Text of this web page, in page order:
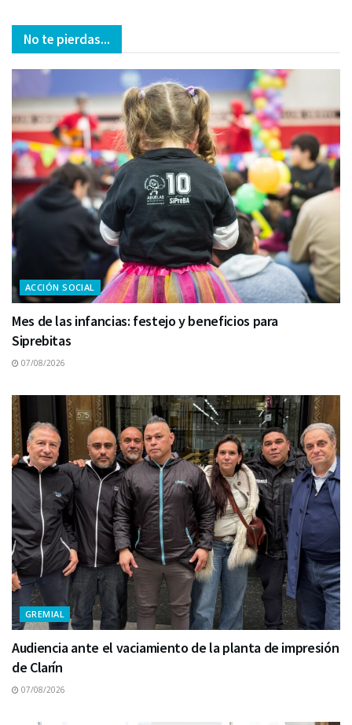
No te pierdas...
ACCIÓN SOCIAL
Mes de las infancias: festejo y beneficios para
Siprebitas
07/08/2026
GREMIAL
Audiencia ante el vaciamiento de la planta de impresión
de Clarín
07/08/2026